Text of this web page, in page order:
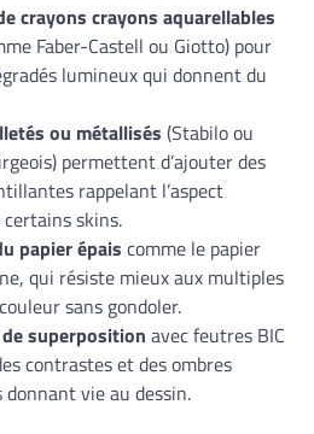
crayons crayons aquarellables
Faber-Castell ou Giotto) pour
lumineux qui donnent du
ou métallisés (Stabilo ou
permettent d’ajouter des
rappelant l’aspect
skins.
papier épais comme le papier
qui résiste mieux aux multiples
sans gondoler.
superposition avec feutres BIC
contrastes et des ombres
donnant vie au dessin.